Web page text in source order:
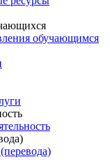
обучающимся